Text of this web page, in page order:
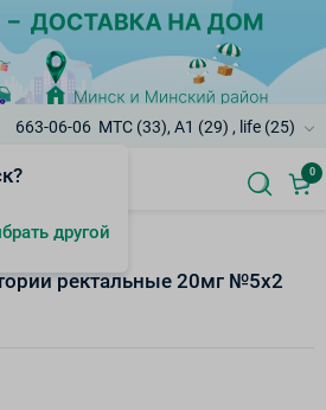
другой
663-06-06 МТС (33), A1 (29) , life (25)
0
ректальные 20мг №5х2